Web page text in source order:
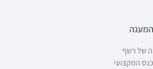
של רשף
המקצועי